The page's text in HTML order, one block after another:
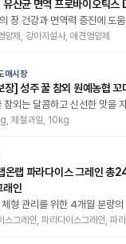
유산균 면역 프로바이오틱
장 건강과 면역력 증진에 도
양제, 강아지설사, 애견영양제
매시장
장] 성주 꿀 참외 원예농협 꼬
참외는 달콤하고 신선한 맛을
제철과일, 10kg
온랩 파라다이스 그레인 총
래인
형 관리를 위한 4개월 분량
스그레인, 파라다이스그래인, 파